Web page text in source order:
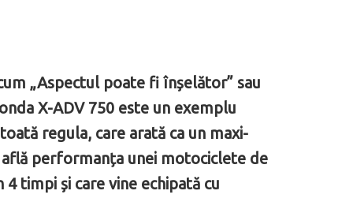
„Aspectul poate fi înșelător” sau
X-ADV 750 este un exemplu
regula, care arată ca un maxi-
performanța unei motociclete de
timpi și care vine echipată cu